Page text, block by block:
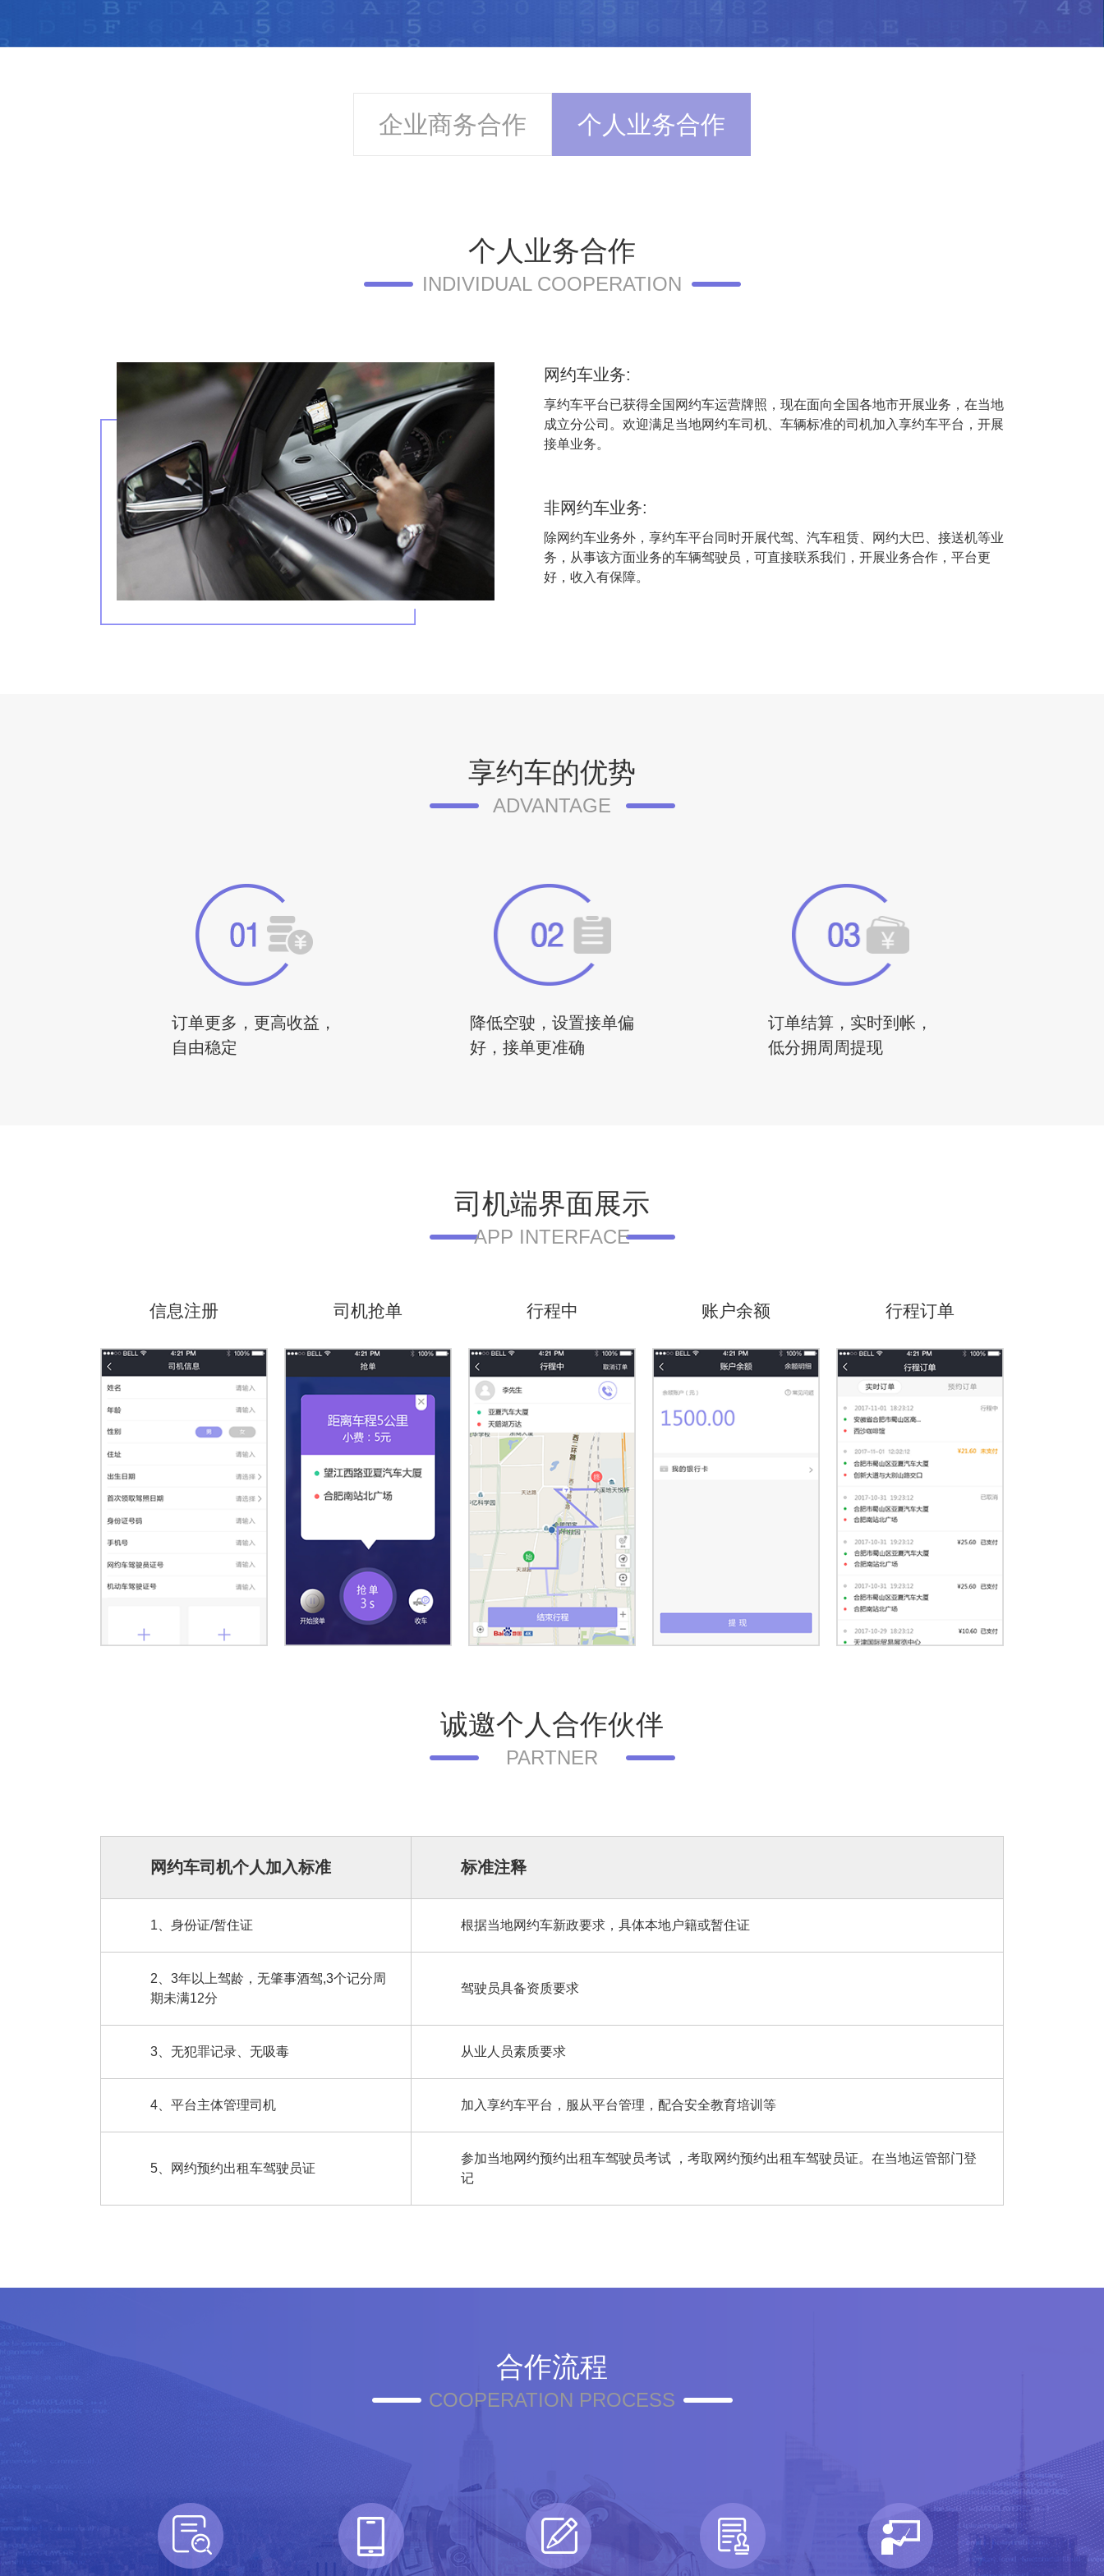
企业商务合作 个人业务合作
个人业务合作
INDIVIDUAL COOPERATION
网约车业务:
享约车平台已获得全国网约车运营牌照，现在面向全国各地市开展业务，在当地
成立分公司。欢迎满足当地网约车司机、车辆标准的司机加入享约车平台，开展
接单业务。
非网约车业务:
除网约车业务外，享约车平台同时开展代驾、汽车租赁、网约大巴、接送机等业
务，从事该方面业务的车辆驾驶员，可直接联系我们，开展业务合作，平台更
好，收入有保障。
享约车的优势
ADVANTAGE
订单更多，更高收益，
自由稳定
降低空驶，设置接单偏
好，接单更准确
订单结算，实时到帐，
低分拥周周提现
司机端界面展示
APP INTERFACE
信息注册 司机抢单 行程中 账户余额 行程订单
诚邀个人合作伙伴
PARTNER
网约车司机个人加入标准 标准注释
1、身份证/暂住证 根据当地网约车新政要求，具体本地户籍或暂住证
2、3年以上驾龄，无肇事酒驾,3个记分周
期未满12分
驾驶员具备资质要求
3、无犯罪记录、无吸毒 从业人员素质要求
4、平台主体管理司机 加入享约车平台，服从平台管理，配合安全教育培训等
5、网约预约出租车驾驶员证
参加当地网约预约出租车驾驶员考试 ，考取网约预约出租车驾驶员证。在当地运管部门登
记
合作流程
COOPERATION PROCESS